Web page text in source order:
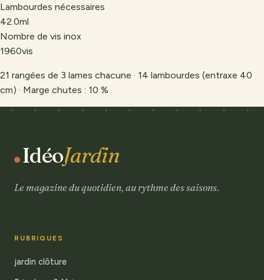
Lambourdes nécessaires
42.0ml
Nombre de vis inox
1960vis
21 rangées de 3 lames chacune · 14 lambourdes (entraxe 40
cm) · Marge chutes : 10 %
IdéoJardin
Le magazine du quotidien, au rythme des saisons.
RUBRIQUES
jardin clôture